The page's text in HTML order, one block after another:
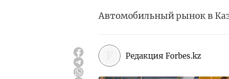
Автомобильный рынок в
Редакция Forbes.kz